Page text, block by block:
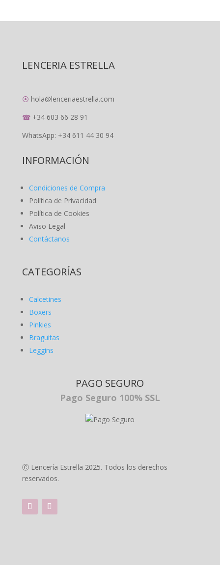
LENCERIA ESTRELLA
⦿ hola@lenceriaestrella.com
☎+34 603 66 28 91
WhatsApp: +34 611 44 30 94
INFORMACIÓN
Condiciones de Compra
Política de Privacidad
Política de Cookies
Aviso Legal
Contáctanos
CATEGORÍAS
Calcetines
Boxers
Pinkies
Braguitas
Leggins
PAGO SEGURO
Pago Seguro 100% SSL
Ⓒ Lencería Estrella 2025. Todos los derechos
reservados.